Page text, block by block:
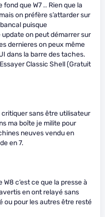
que W7 .. Rien que la
on préfère s’attarder sur
puisque
on peut démarrer sur
dernieres on peux même
dans la barre des taches.
Classic Shell (Gratuit
critiquer sans être utilisateur
ma boîte je milite pour
neuves vendu en
en 7.
c’est ce que la presse à
en ont relayé sans
ou pour les autres être resté